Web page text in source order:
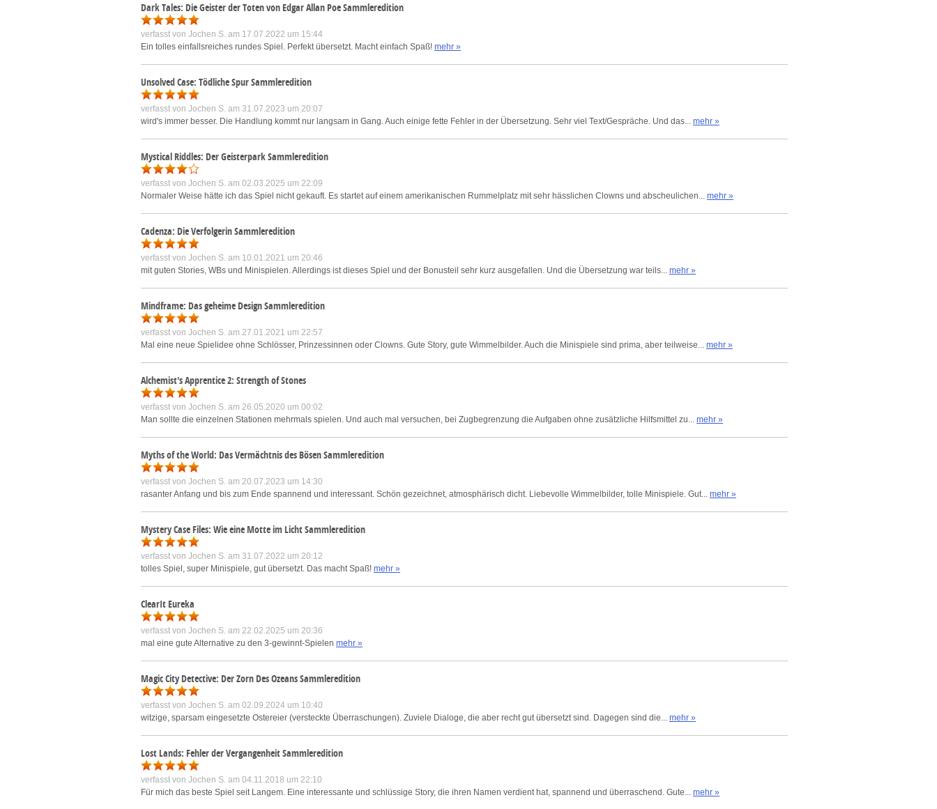
Dark Tales: Die Geister der Toten von Edgar Allan Poe Sammleredition
verfasst von Jochen S. am 17.07.2022 um 15:44
Ein tolles einfallsreiches rundes Spiel. Perfekt übersetzt. Macht einfach Spaß! mehr »
Unsolved Case: Tödliche Spur Sammleredition
verfasst von Jochen S. am 31.07.2023 um 20:07
wird's immer besser. Die Handlung kommt nur langsam in Gang. Auch einige fette Fehler in der Übersetzung. Sehr viel Text/Gespräche. Und das... mehr »
Mystical Riddles: Der Geisterpark Sammleredition
verfasst von Jochen S. am 02.03.2025 um 22:09
Normaler Weise hätte ich das Spiel nicht gekauft. Es startet auf einem amerikanischen Rummelplatz mit sehr hässlichen Clowns und abscheulichen... mehr »
Cadenza: Die Verfolgerin Sammleredition
verfasst von Jochen S. am 10.01.2021 um 20:46
mit guten Stories, WBs und Minispielen. Allerdings ist dieses Spiel und der Bonusteil sehr kurz ausgefallen. Und die Übersetzung war teils... mehr »
Mindframe: Das geheime Design Sammleredition
verfasst von Jochen S. am 27.01.2021 um 22:57
Mal eine neue Spielidee ohne Schlösser, Prinzessinnen oder Clowns. Gute Story, gute Wimmelbilder. Auch die Minispiele sind prima, aber teilweise... mehr »
Alchemist's Apprentice 2: Strength of Stones
verfasst von Jochen S. am 26.05.2020 um 00:02
Man sollte die einzelnen Stationen mehrmals spielen. Und auch mal versuchen, bei Zugbegrenzung die Aufgaben ohne zusätzliche Hilfsmittel zu... mehr »
Myths of the World: Das Vermächtnis des Bösen Sammleredition
verfasst von Jochen S. am 20.07.2023 um 14:30
rasanter Anfang und bis zum Ende spannend und interessant. Schön gezeichnet, atmosphärisch dicht. Liebevolle Wimmelbilder, tolle Minispiele. Gut... mehr »
Mystery Case Files: Wie eine Motte im Licht Sammleredition
verfasst von Jochen S. am 31.07.2022 um 20:12
tolles Spiel, super Minispiele, gut übersetzt. Das macht Spaß! mehr »
ClearIt Eureka
verfasst von Jochen S. am 22.02.2025 um 20:36
mal eine gute Alternative zu den 3-gewinnt-Spielen mehr »
Magic City Detective: Der Zorn Des Ozeans Sammleredition
verfasst von Jochen S. am 02.09.2024 um 10:40
witzige, sparsam eingesetzte Ostereier (versteckte Überraschungen). Zuviele Dialoge, die aber recht gut übersetzt sind. Dagegen sind die... mehr »
Lost Lands: Fehler der Vergangenheit Sammleredition
verfasst von Jochen S. am 04.11.2018 um 22:10
Für mich das beste Spiel seit Langem. Eine interessante und schlüssige Story, die ihren Namen verdient hat, spannend und überraschend. Gute... mehr »